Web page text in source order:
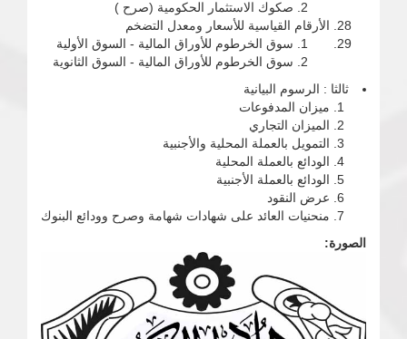
صكوك الاستثمار الحكومية (صرح )
الأرقام القياسية للأسعار ومعدل التضخم
سوق الخرطوم للأوراق المالية - السوق الأولية
سوق الخرطوم للأوراق المالية - السوق الثانوية
ثالثا : الرسوم البيانية
ميزان المدفوعات
الميزان التجاري
التمويل بالعملة المحلية والأجنبية
الودائع بالعملة المحلية
الودائع بالعملة الأجنبية
عرض النقود
منحنيات العائد على شهادات شهامة وصرح وودائع البنوك
الصورة: